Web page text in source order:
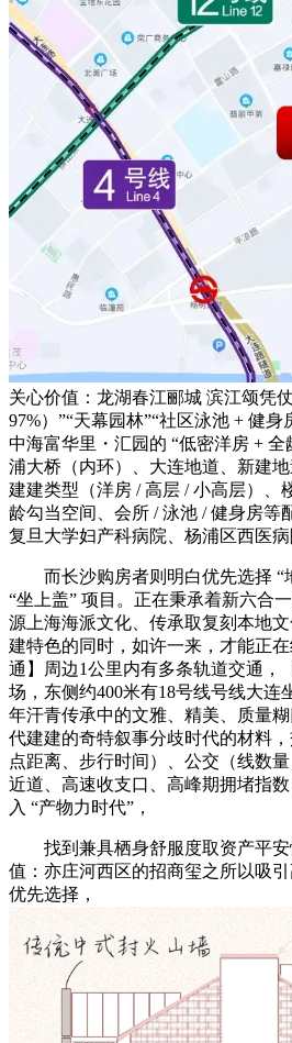
关心价值：龙湖春江郦城 滨江颂凭
97%）”“天幕园林”“社区泳池 + 健
中海富华里・汇园的 “低密洋房 +
浦大桥（内环）、大连地道、新建
建建类型（洋房 / 高层 / 小高层）、
龄勾当空间、会所 / 泳池 / 健身房等
复旦大学妇产科病院、杨浦区西医
而长沙购房者则明白优先选择 “
“坐上盖” 项目。正在秉承着新六合
源上海海派文化、传承取复刻本地
建特色的同时，如许一来，才能正
通】周边1公里内有多条轨道交通，
场，东侧约400米有18号线号线大连
年汗青传承中的文雅、精美、质量
代建建的奇特叙事分歧时代的材料
点距离、步行时间）、公交（线数
近道、高速收支口、高峰期拥堵指
入 “产物力时代”，
找到兼具栖身舒服度取资产平安
值：亦庄河西区的招商玺之所以吸
优先选择，